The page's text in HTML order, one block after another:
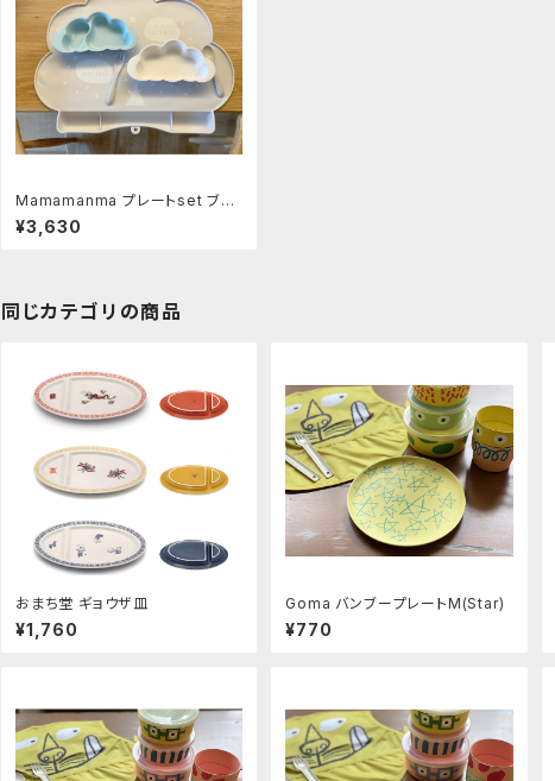
Mamamanma プレートset ブル
ー
¥3,630
同じカテゴリの商品
おまち堂 ギョウザ皿
¥1,760
Goma バンブープレートM(Star)
¥770